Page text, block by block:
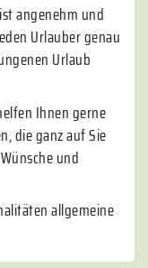
angenehm und
Urlauber genau
Urlaub
Ihnen gerne
die ganz auf Sie
und
allgemeine